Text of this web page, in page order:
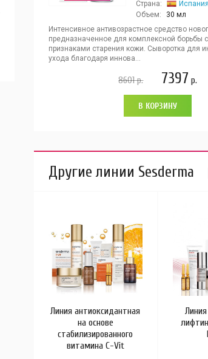
Страна:
Испания
Объем:
30 мл
Интенсивное антивозрастное средство
предназначенное для комплексной борьбы
признаками старения кожи. Сыворотка для
ухода благодаря иннова...
8601р. 7397 р.
В КОРЗИНУ
Другие линии Sesderma
Линия антиоксидантная
на основе
стабилизированного
витамина C-Vit